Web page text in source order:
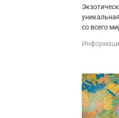
со всего